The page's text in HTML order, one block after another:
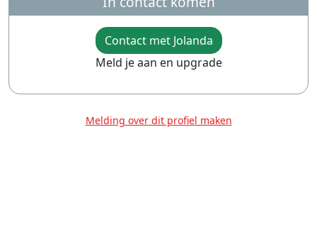
Contact met Jolanda
Meld je aan en upgrade
Melding over dit profiel maken